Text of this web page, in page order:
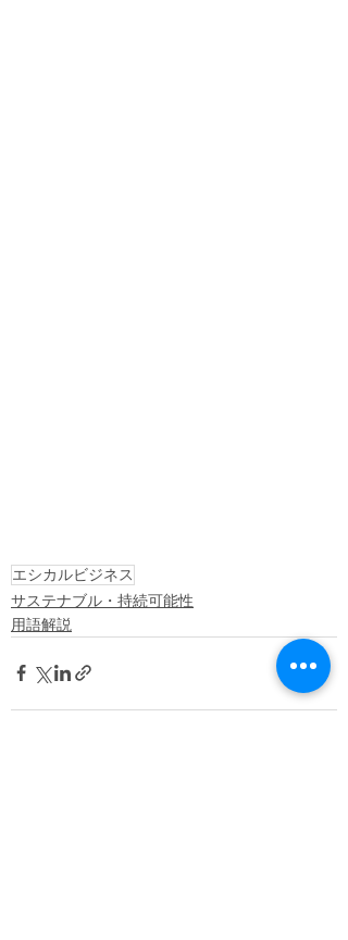
エシカルビジネス
サステナブル・持続可能性
用語解説